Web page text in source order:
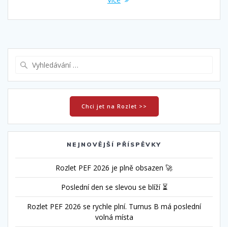
Chci jet na Rozlet >>
NEJNOVĚJŠÍ PŘÍSPĚVKY
Rozlet PEF 2026 je plně obsazen 🚀
Poslední den se slevou se blíží ⏳
Rozlet PEF 2026 se rychle plní. Turnus B má poslední
volná místa